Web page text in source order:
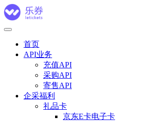
首页
API业务
充值API
采购API
寄售API
企采福利
礼品卡
京东E卡电子卡